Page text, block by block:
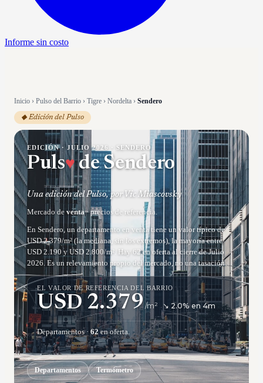
Informe sin costo
Inicio › Pulso del Barrio › Tigre › Nordelta › Sendero
◆ Edición del Pulso
EDICIÓN ·JULIO 2026 SENDERO
Puls♥deSendero
Una edición del Pulso, por Vic Miascovsky
Mercado de venta· precios de referencia.
En Sendero, un departamento en venta tiene un valor típico de
USD 2.379/m² (la mediana, sin los extremos), la mayoría entre
USD 2.190 y USD 2.800/m². Hay 62 en oferta al cierre de Julio
2026. Es un relevamiento propio del mercado, no una tasación.
EL VALOR DE REFERENCIA DEL BARRIO
USD2.379/m² ↘ 2.0% en 4m
Departamentos· 62en oferta.
Departamentos Termómetro